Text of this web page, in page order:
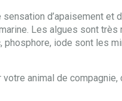
d’apaisement et
Les algues sont
phosphore, iode sont les
animal de